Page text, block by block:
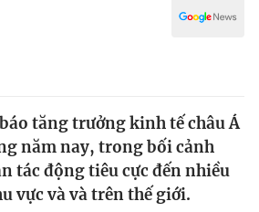
tăng trưởng kinh tế châu Á
năm nay, trong bối cảnh
tác động tiêu cực đến nhiều
vực và và trên thế giới.